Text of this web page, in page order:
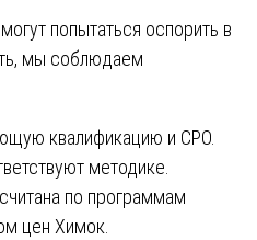
попытаться оспорить в
мы соблюдаем
квалификацию и СРО.
методике.
по программам
цен Химок.